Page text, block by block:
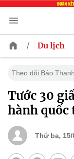
/ Du lịch
Theo dõi Báo
Tước 30
hành quốc
Thứ ba, 15/